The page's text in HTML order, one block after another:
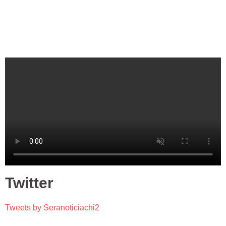
Twitter
Tweets by Seranoticiachi2